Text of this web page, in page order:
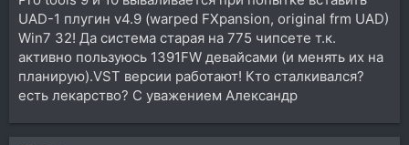
UAD-1 плугин v4.9 (warped FXpansion, original frm UAD)
Win7 32! Да система старая на 775 чипсете т.к.
активно пользуюсь 1391FW девайсами (и менять их на
планирую).VST версии работают! Кто сталкивался?
есть лекарство? С уважением Александр